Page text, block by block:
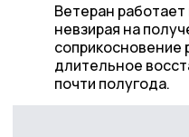
Ветеран работает
невзирая на
соприкосновение
длительное
почти полугода.